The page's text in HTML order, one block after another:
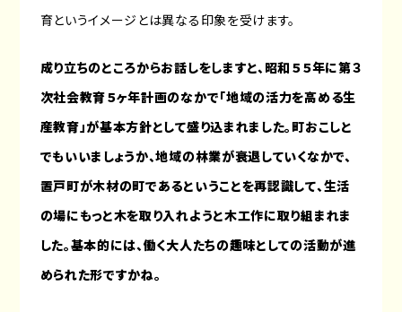
育というイメージとは異なる印象を受けます。
成り立ちのところからお話しをしますと、昭和５５年に第３
次社会教育５ヶ年計画のなかで「地域の活力を高める生
産教育」が基本方針として盛り込まれました。町おこしと
でもいいましょうか、地域の林業が衰退していくなかで、
置戸町が木材の町であるということを再認識して、生活
の場にもっと木を取り入れようと木工作に取り組まれま
した。基本的には、働く大人たちの趣味としての活動が進
められた形ですかね。